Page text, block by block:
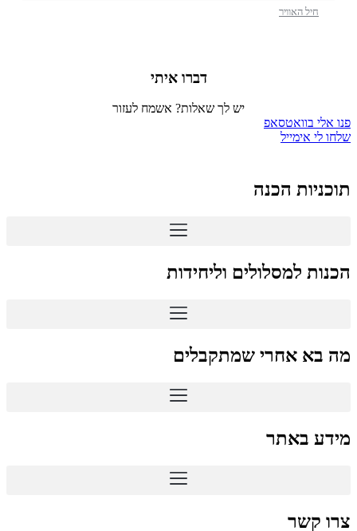
חיל האוויר
דברו איתי
יש לך שאלות? אשמח לעזור
פנו אלי בוואטסאפ
שלחו לי אימייל
תוכניות הכנה
הכנות למסלולים וליחידות
מה בא אחרי שמתקבלים
מידע באתר
צרו קשר